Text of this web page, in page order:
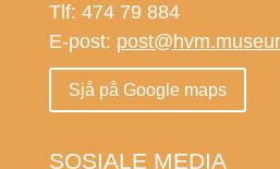
Tlf: 474 79 884
E-post:
Sjå på Google maps
SOSIALE MEDIA